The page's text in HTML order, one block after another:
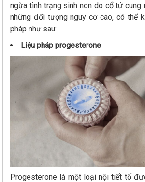
ngừa tình trạng sinh non do cổ tử cung
những đối tượng nguy cơ cao, có thể
pháp như sau:
Liệu pháp progesterone
Progesterone là một loại nội tiết tố